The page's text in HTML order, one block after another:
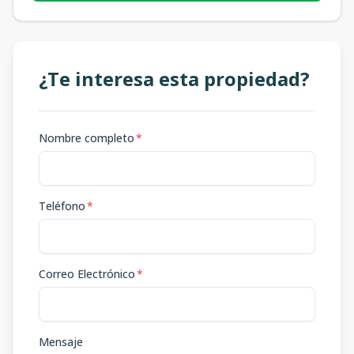
¿Te interesa esta propiedad?
Nombre completo*
Teléfono*
Correo Electrónico*
Mensaje